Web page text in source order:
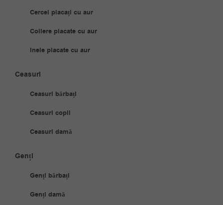
Cercei placați cu aur
Coliere placate cu aur
Inele placate cu aur
Ceasuri
Ceasuri bărbați
Ceasuri copii
Ceasuri damă
Genți
Genți bărbați
Genți damă